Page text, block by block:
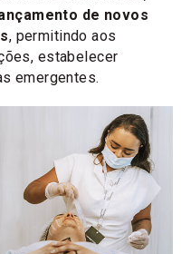
de novos
, permitindo aos
estabelecer
emergentes.